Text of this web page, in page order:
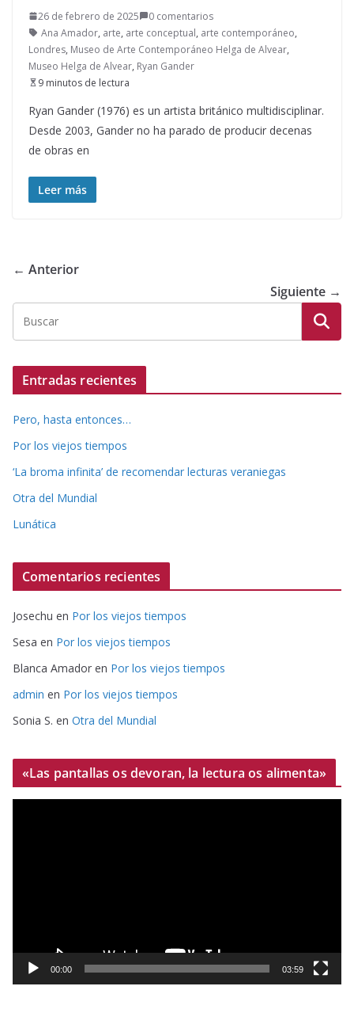
26 de febrero de 2025
0 comentarios
Ana Amador, arte, arte conceptual, arte contemporáneo,
Londres, Museo de Arte Contemporáneo Helga de Alvear,
Museo Helga de Alvear, Ryan Gander
9 minutos de lectura
Ryan Gander (1976) es un artista británico multidisciplinar.
Desde 2003, Gander no ha parado de producir decenas
de obras en
Leer más
← Anterior
Siguiente →
Entradas recientes
Pero, hasta entonces…
Por los viejos tiempos
‘La broma infinita’ de recomendar lecturas veraniegas
Otra del Mundial
Lunática
Comentarios recientes
Josechu en Por los viejos tiempos
Sesa en Por los viejos tiempos
Blanca Amador en Por los viejos tiempos
admin en Por los viejos tiempos
Sonia S. en Otra del Mundial
«Las pantallas os devoran, la lectura os alimenta»
o
00:00 03:59